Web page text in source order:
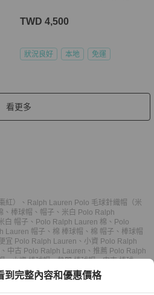
TWD 4,500
狀況良好 本地 免運
看更多
紅） 、 Ralph Lauren Polo 毛球針織帽（米
、 棒球帽 、 帽子 、 米白 Polo Ralph
白 帽子 、 Polo Ralph Lauren 棉 、 Polo
Lauren 帽子 、 棉 棒球帽 、 棉 帽子 、 棒球帽
宜 Polo Ralph Lauren 、 小資 Polo Ralph
、 中古 Polo Ralph Lauren 、 推薦 Polo Ralph
、小資 棒球帽、熱門 棒球帽、中古 棒球
帽子、小資 帽子、熱門 帽子、
到完整內容和優惠價格